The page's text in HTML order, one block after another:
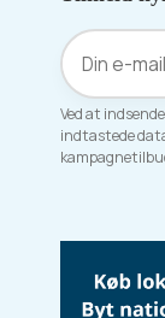
Ved at
indtastede